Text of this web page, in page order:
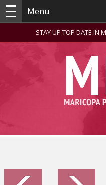
Menu
STAY UP TOP DATE IN